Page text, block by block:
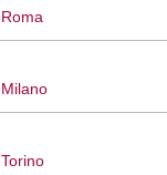
Roma
Milano
Torino